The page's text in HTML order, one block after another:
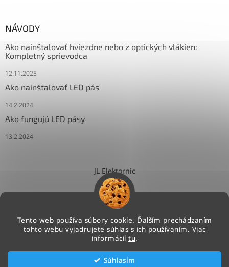
Tento web používa súbory cookie. Ďalším prechádzaním
tohto webu vyjadrujete súhlas s ich používaním. Viac
informácií tu.
Súhlasím
NÁVODY
Ako nainštalovať hviezdne nebo z optických vlákien:
Kompletný sprievodca
12.11.2025
Ako nainštalovať LED pás
14.2.2024
Ako fungujú LED pásy
13.2.2024
JL Elektornic
Vytvoril Shoptet